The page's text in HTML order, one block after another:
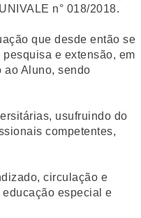
n° 018/2018.
que desde então se
e extensão, em
ao Aluno, sendo
usufruindo do
competentes,
circulação e
especial e